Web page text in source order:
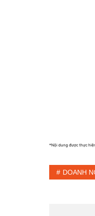
*Nội dung được thực
DOANH